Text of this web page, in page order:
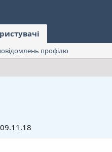
профілю
09.11.18